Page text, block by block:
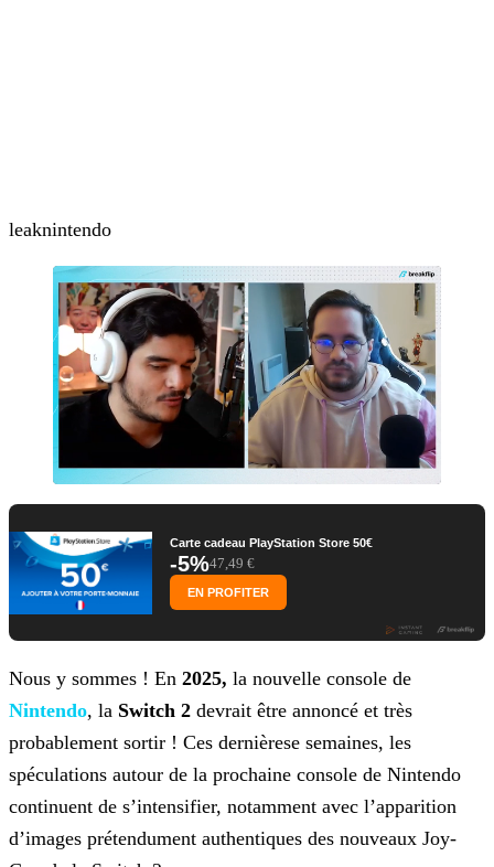
leaknintendo
Carte cadeau PlayStation Store 50€
-5%47,49 €
EN PROFITER
Nous y sommes ! En 2025, la nouvelle console de
Nintendo, la Switch 2 devrait être annoncé et très
probablement sortir ! Ces dernièrese semaines, les
spéculations autour de la prochaine console de Nintendo
continuent de s’intensifier, notamment avec l’apparition
d’images prétendument authentiques des nouveaux Joy-